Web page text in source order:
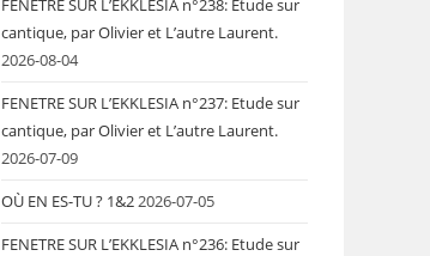
FENETRE SUR L’EKKLESIA n°238: Etude sur
cantique, par Olivier et L’autre Laurent.
2026-08-04
FENETRE SUR L’EKKLESIA n°237: Etude sur
cantique, par Olivier et L’autre Laurent.
2026-07-09
OÙ EN ES-TU ? 1&22026-07-05
FENETRE SUR L’EKKLESIA n°236: Etude sur